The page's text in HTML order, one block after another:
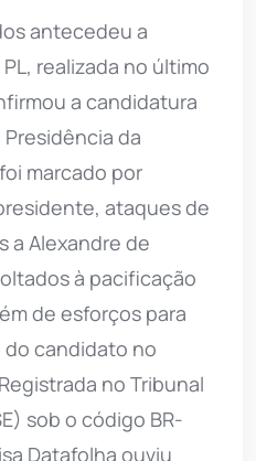
antecedeu a
realizada no último
a candidatura
da
marcado por
ataques de
a Alexandre de
à pacificação
de esforços para
do candidato no
no Tribunal
sob o código BR-
Datafolha ouviu